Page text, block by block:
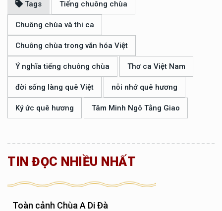
Tags Tiếng chuông chùa
Chuông chùa và thi ca
Chuông chùa trong văn hóa Việt
Ý nghĩa tiếng chuông chùa Thơ ca Việt Nam
đời sống làng quê Việt nỗi nhớ quê hương
Ký ức quê hương Tâm Minh Ngô Tằng Giao
TIN ĐỌC NHIỀU NHẤT
Toàn cảnh Chùa A Di Đà